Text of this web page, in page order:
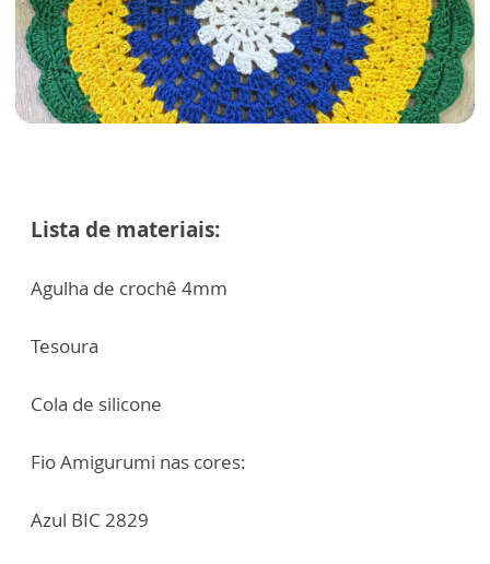
Lista de materiais:
Agulha de crochê 4mm
Tesoura
Cola de silicone
Fio Amigurumi nas cores:
Azul BIC 2829